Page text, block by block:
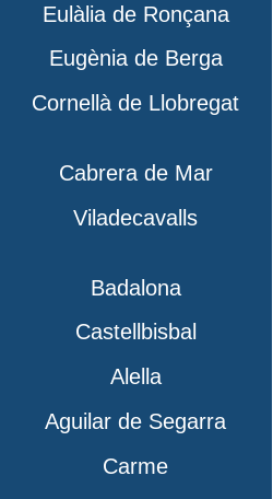
Eulàlia de Ronçana
Eugènia de Berga
Cornellà de Llobregat
Cabrera de Mar
Viladecavalls
Badalona
Castellbisbal
Alella
Aguilar de Segarra
Carme